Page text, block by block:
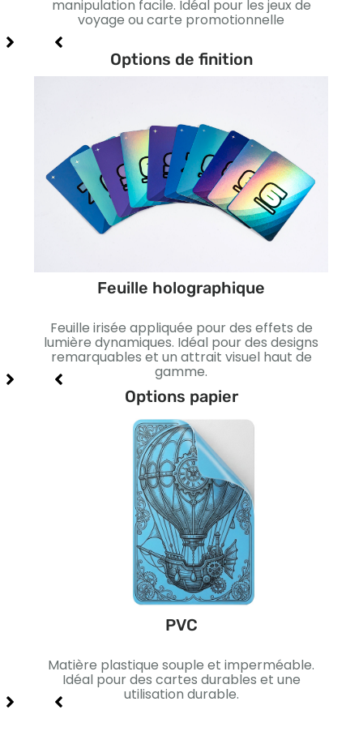
manipulation facile. Idéal pour les jeux de
voyage ou carte promotionnelle
Options de finition
Feuille holographique
Feuille irisée appliquée pour des effets de
lumière dynamiques. Idéal pour des designs
remarquables et un attrait visuel haut de
gamme.
Options papier
PVC
Matière plastique souple et imperméable.
Idéal pour des cartes durables et une
utilisation durable.